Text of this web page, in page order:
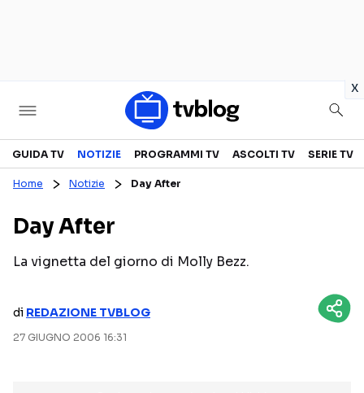
x
Televisione
CANALI TV
PROGRAMMI TV
REALITY SHOW
GUIDA TV NOTIZIE PROGRAMMI TV ASCOLTI TV SERIE TV
Home Notizie Day After
Day After
La vignetta del giorno di Molly Bezz.
di REDAZIONE TVBLOG
27 GIUGNO 2006 16:31